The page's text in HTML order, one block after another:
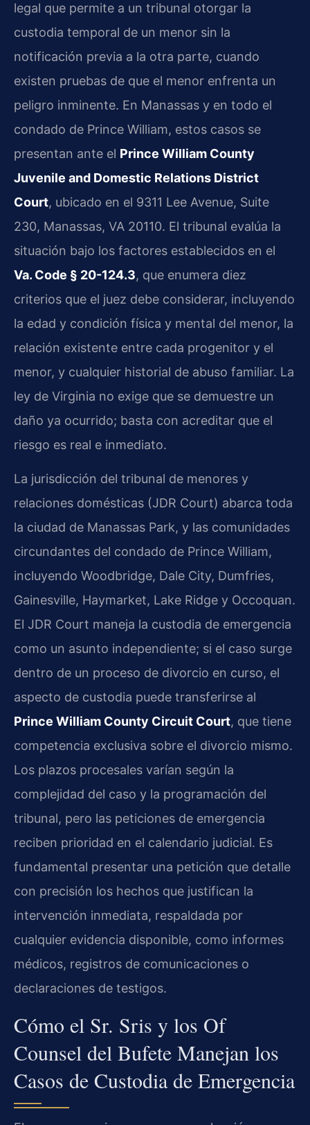
legal que permite a un tribunal otorgar la
custodia temporal de un menor sin la
notificación previa a la otra parte, cuando
existen pruebas de que el menor enfrenta un
peligro inminente. En Manassas y en todo el
condado de Prince William, estos casos se
presentan ante el Prince William County
Juvenile and Domestic Relations District
Court, ubicado en el 9311 Lee Avenue, Suite
230, Manassas, VA 20110. El tribunal evalúa la
situación bajo los factores establecidos en el
Va. Code § 20-124.3, que enumera diez
criterios que el juez debe considerar, incluyendo
la edad y condición física y mental del menor, la
relación existente entre cada progenitor y el
menor, y cualquier historial de abuso familiar. La
ley de Virginia no exige que se demuestre un
daño ya ocurrido; basta con acreditar que el
riesgo es real e inmediato.
La jurisdicción del tribunal de menores y
relaciones domésticas (JDR Court) abarca toda
la ciudad de Manassas Park, y las comunidades
circundantes del condado de Prince William,
incluyendo Woodbridge, Dale City, Dumfries,
Gainesville, Haymarket, Lake Ridge y Occoquan.
El JDR Court maneja la custodia de emergencia
como un asunto independiente; si el caso surge
dentro de un proceso de divorcio en curso, el
aspecto de custodia puede transferirse al
Prince William County Circuit Court, que tiene
competencia exclusiva sobre el divorcio mismo.
Los plazos procesales varían según la
complejidad del caso y la programación del
tribunal, pero las peticiones de emergencia
reciben prioridad en el calendario judicial. Es
fundamental presentar una petición que detalle
con precisión los hechos que justifican la
intervención inmediata, respaldada por
cualquier evidencia disponible, como informes
médicos, registros de comunicaciones o
declaraciones de testigos.
Cómo el Sr. Sris y los Of
Counsel del Bufete Manejan los
Casos de Custodia de Emergencia